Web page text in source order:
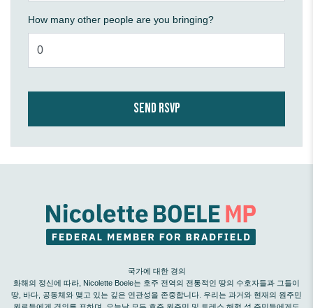
How many other people are you bringing?
국가에 대한 경의
화해의 정신에 따라, Nicolette Boele는 호주 전역의 전통적인 땅의 수호자들과 그들이
땅, 바다, 공동체와 맺고 있는 깊은 연관성을 존중합니다. 우리는 과거와 현재의 원주민